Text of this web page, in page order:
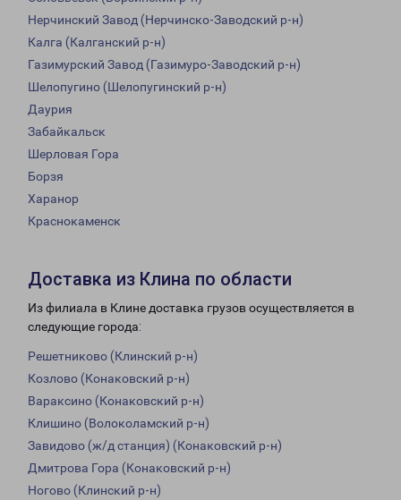
Нерчинский Завод (Нерчинско-Заводский р-н)
Калга (Калганский р-н)
Газимурский Завод (Газимуро-Заводский р-н)
Шелопугино (Шелопугинский р-н)
Даурия
Забайкальск
Шерловая Гора
Борзя
Харанор
Краснокаменск
Доставка из Клина по области
Из филиала в Клине доставка грузов осуществляется в
следующие города:
Решетниково (Клинский р-н)
Козлово (Конаковский р-н)
Вараксино (Конаковский р-н)
Клишино (Волоколамский р-н)
Завидово (ж/д станция) (Конаковский р-н)
Дмитрова Гора (Конаковский р-н)
Ногово (Клинский р-н)